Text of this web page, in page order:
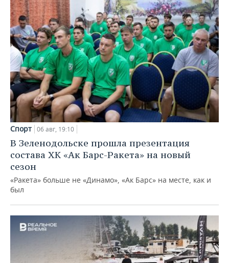
Спорт 06 авг, 19:10
В Зеленодольске прошла презентация
состава ХК «Ак Барс-Ракета» на новый
сезон
«Ракета» больше не «Динамо», «Ак Барс» на месте, как и
был